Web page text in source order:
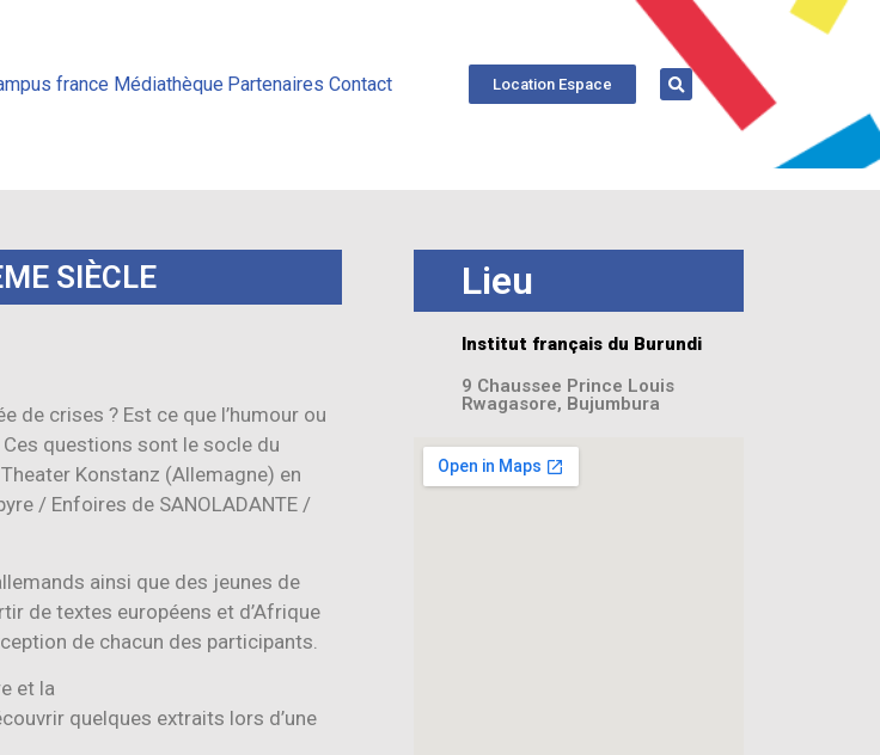
france Médiathèque Partenaires Contact Location Espace
SIÈCLE
de crises ? Est ce que l’humour ou
questions sont le socle du
Konstanz (Allemagne) en
/ Enfoires de SANOLADANTE /
ainsi que des jeunes de
de textes européens et d’Afrique
de chacun des participants.
et la
quelques extraits lors d’une
Lieu
Institut français du Burundi
9 Chaussee Prince Louis
Rwagasore, Bujumbura